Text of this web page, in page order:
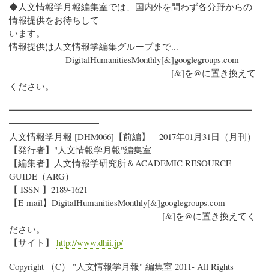
◆人文情報学月報編集室では、国内外を問わず各分野からの
情報提供をお待ちして
います。
情報提供は人文情報学編集グループまで...
DigitalHumanitiesMonthly[&]googlegroups.com
[&]を@に置き換えて
ください。
━━━━━━━━━━━━━━━━━━━━━━━━━━━
━━━━━━━━━━
人文情報学月報 [DHM066]【前編】 2017年01月31日（月刊）
【発行者】"人文情報学月報"編集室
【編集者】人文情報学研究所＆ACADEMIC RESOURCE
GUIDE（ARG）
【 ISSN 】2189-1621
【E-mail】DigitalHumanitiesMonthly[&]googlegroups.com
[&]を@に置き換えてく
ださい。
【サイト】 http://www.dhii.jp/
Copyright （C） "人文情報学月報" 編集室 2011- All Rights